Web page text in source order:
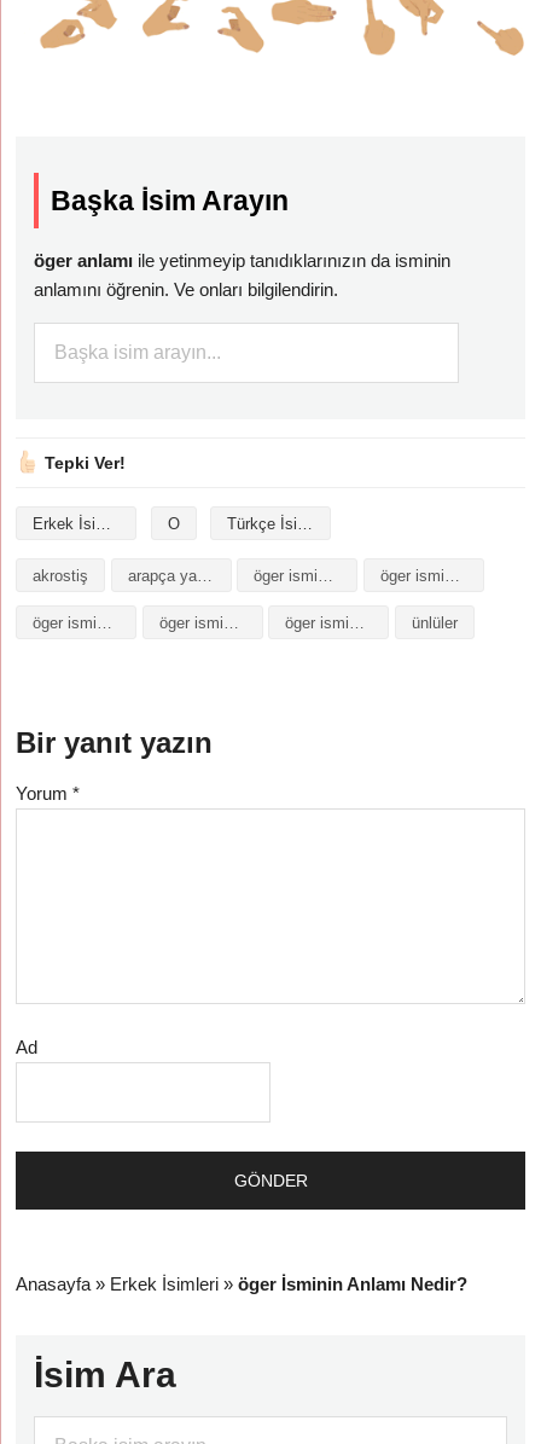
Başka İsim Arayın
öger anlamı ile yetinmeyip tanıdıklarınızın da isminin
anlamını öğrenin. Ve onları bilgilendirin.
Tepki Ver!
Erkek İsimleri O Türkçe İsimler
akrostiş arapça yazılışı
öger isminin baş harfleriyle şiir öger isminin kökeni öger isminin numerolojisi ünlüler
Bir yanıt yazın
Yorum*
Ad
Anasayfa » Erkek İsimleri »öger İsminin Anlamı Nedir?
İsim Ara